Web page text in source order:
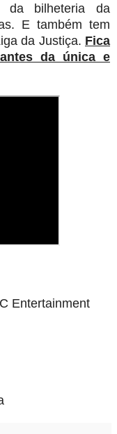
da bilheteria da
E também tem
da Justiça. Fica
da única e
Entertainment